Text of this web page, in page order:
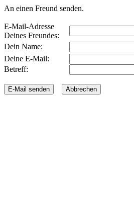
An einen Freund senden.
E-Mail-Adresse
Deines Freundes:
Dein Name:
Deine E-Mail:
Betreff: